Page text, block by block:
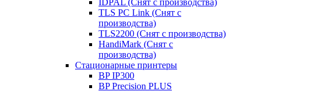
IDPAL (Снят с производства)
TLS PC Link (Снят с
производства)
TLS2200 (Снят с производства)
HandiMark (Снят с
производства)
Стационарные принтеры
BP IP300
BP Precision PLUS